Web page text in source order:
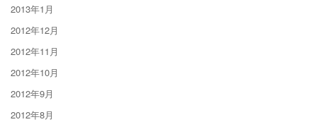
2013年1月
2012年12月
2012年11月
2012年10月
2012年9月
2012年8月